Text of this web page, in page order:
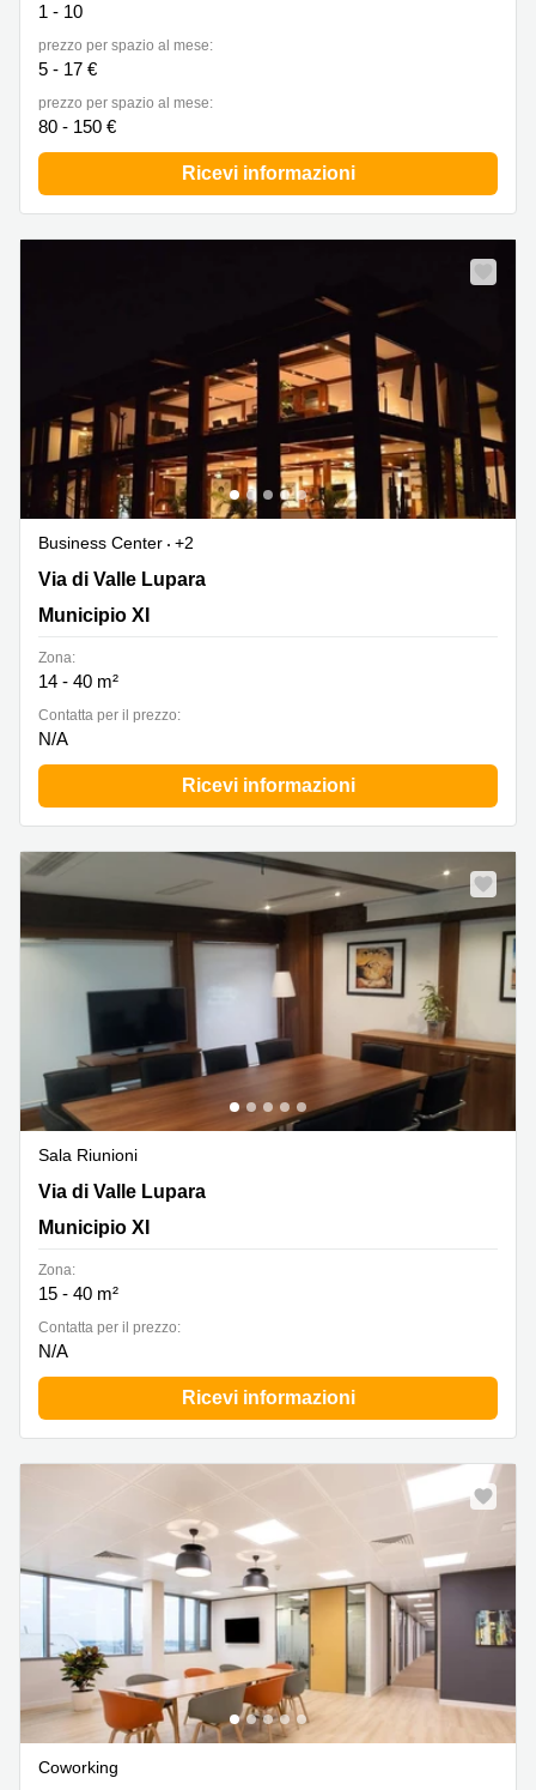
1 - 10
prezzo per spazio al mese:
5 - 17 €
prezzo per spazio al mese:
80 - 150 €
Ricevi informazioni
Business Center
+2
Via di Valle Lupara 10, Municipio XI
Via di Valle Lupara
Municipio XI
Zona:
14 - 40 m²
Сontatta per il prezzo:
N/A
Ricevi informazioni
Sala Riunioni
Via di Valle Lupara 10, Municipio XI
Via di Valle Lupara
Municipio XI
Zona:
15 - 40 m²
Сontatta per il prezzo:
N/A
Ricevi informazioni
Coworking